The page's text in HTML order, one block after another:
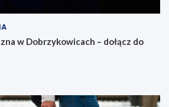
w Dobrzykowicach – dołącz do